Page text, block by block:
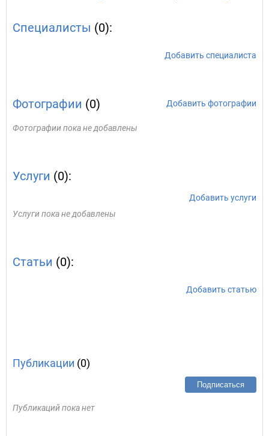
Специалисты (0):
Добавить специалиста
Фотографии (0) Добавить фотографии
Фотографии пока не добавлены
Услуги (0):
Добавить услуги
Услуги пока не добавлены
Статьи (0):
Добавить статью
Публикации (0)
Подписаться
Публикаций пока нет